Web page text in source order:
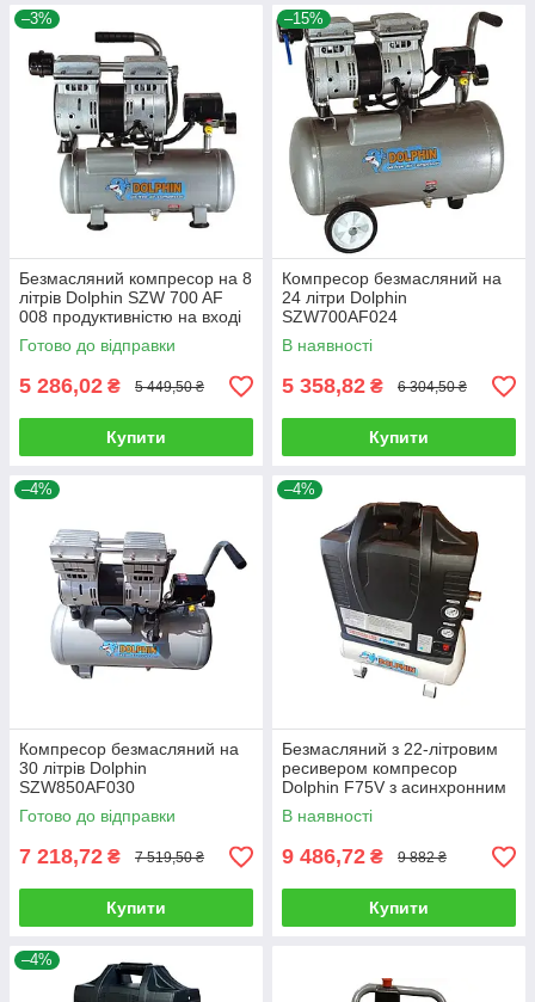
–3%
Безмасляний компресор на 8
літрів Dolphin SZW 700 AF
008 продуктивністю на вході
160 л/хв, виході 95 л/хв.
Готово до відправки
5 286,02 ₴ 5 449,50 ₴
Купити
–15%
Компресор безмасляний на
24 літри Dolphin
SZW700AF024
продуктивністю 160/95 л/хв.
В наявності
5 358,82 ₴ 6 304,50 ₴
Купити
–4%
Компресор безмасляний на
30 літрів Dolphin
SZW850AF030
продуктивністю 205/125 л/хв.
Готово до відправки
7 218,72 ₴ 7 519,50 ₴
Купити
–4%
Безмасляний з 22-літровим
ресивером компресор
Dolphin F75V з асинхронним
двигуном, продуктивністю
148/55 л/хв.
В наявності
9 486,72 ₴ 9 882 ₴
Купити
–4%